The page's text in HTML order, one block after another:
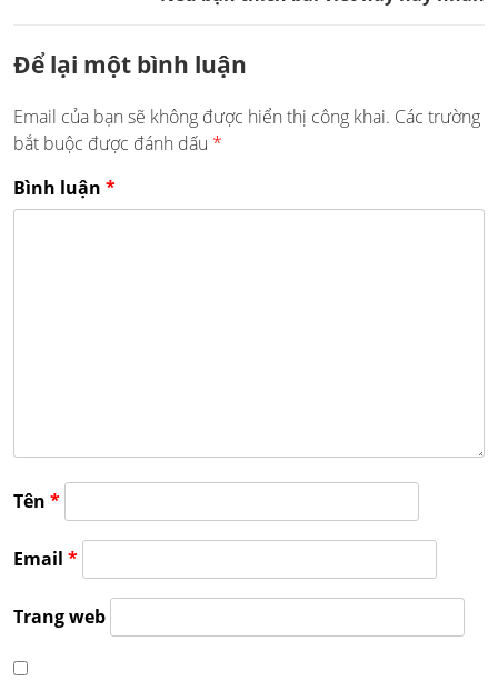
Để lại một bình luận
Email của bạn sẽ không được hiển thị công khai. Các trường
bắt buộc được đánh dấu *
Bình luận *
Tên *
Email *
Trang web